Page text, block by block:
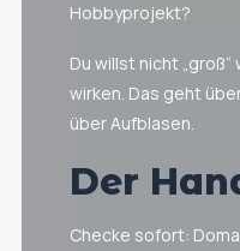
Hobbyprojekt?
Du willst nicht
wirken. Das geht
über Aufblasen.
Der
Checke sofort: